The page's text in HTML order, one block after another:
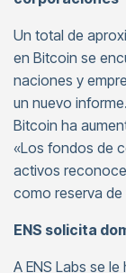
Un total de
en Bitcoin se
naciones y
un nuevo
Bitcoin ha
«Los fondos de
activos
como reserva de
ENS solicita
A ENS Labs se